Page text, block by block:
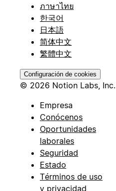
ภาษาไทย
한국어
日本語
简体中文
繁體中文
Configuración de cookies
© 2026 Notion Labs, Inc.
Empresa
Conócenos
Oportunidades
laborales
Seguridad
Estado
Términos de uso
y privacidad